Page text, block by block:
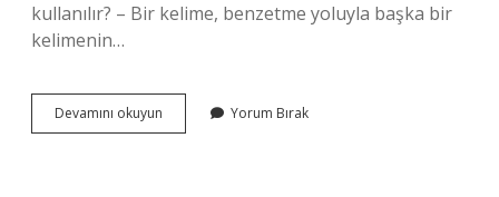
kullanılır? – Bir kelime, benzetme yoluyla başka bir
kelimenin…
Devamını okuyun Bulmacada
Mecaz
Yorum Bırak